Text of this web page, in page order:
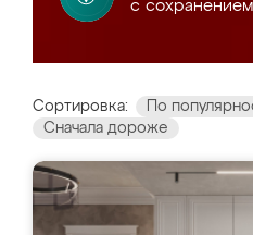
с
Сортировка: По
Сначала дороже